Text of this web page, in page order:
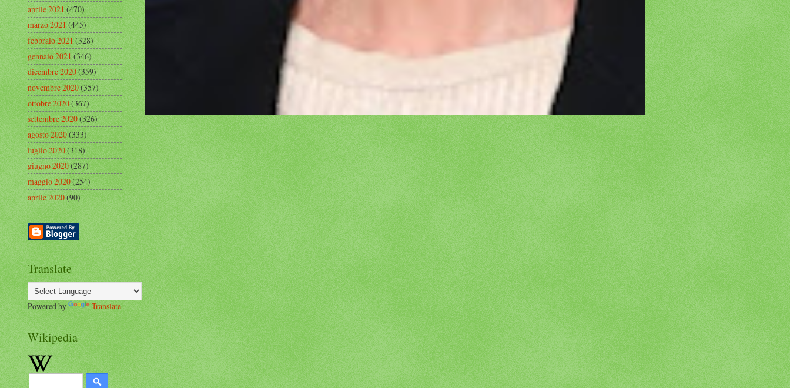
aprile 2021(470)
marzo 2021(445)
febbraio 2021(328)
gennaio 2021(346)
dicembre 2020(359)
novembre 2020(357)
ottobre 2020(367)
settembre 2020(326)
agosto 2020(333)
luglio 2020(318)
giugno 2020(287)
maggio 2020(254)
aprile 2020(90)
Translate
Powered by Translate
Wikipedia